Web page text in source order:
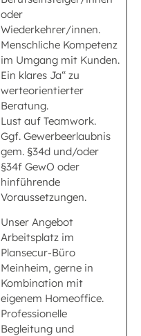
oder
Wiederkehrer/innen.
Menschliche Kompetenz
im Umgang mit Kunden.
Ein klares Ja“ zu
werteorientierter
Beratung.
Lust auf Teamwork.
Ggf. Gewerbeerlaubnis
gem. §34d und/oder
§34f GewO oder
hinführende
Voraussetzungen.
Unser Angebot
Arbeitsplatz im
Plansecur-Büro
Meinheim, gerne in
Kombination mit
eigenem Homeoffice.
Professionelle
Begleitung und